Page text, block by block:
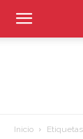
Inicio Etiquetas